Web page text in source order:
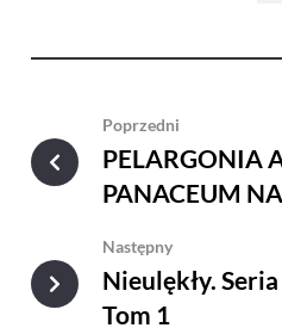
Poprzedni
PELARGONIA
PANACEUM
Następny
Nieulękły.
Tom 1